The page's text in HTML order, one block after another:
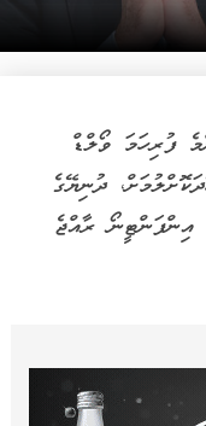
ފުރިހަމަ ވޯލްޑް
ދުނިޔޭގެ
ރާއްޖެ